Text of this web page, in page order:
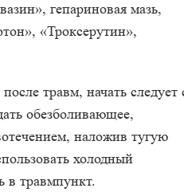
гепариновая мазь,
«Троксерутин»,
травм, начать следует
обезболивающее,
наложив тугую
холодный
в травмпункт.